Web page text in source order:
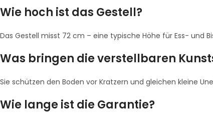
Wie hoch ist das Gestell?
Das Gestell misst 72 cm – eine typische Höhe für Ess- und
Was bringen die verstellbaren
Sie schützen den Boden vor Kratzern und gleichen kleine
Wie lange ist die Garantie?